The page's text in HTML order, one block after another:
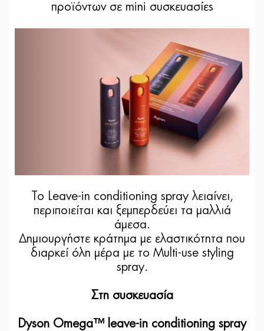
προϊόντων σε mini συσκευασίες
Το Leave-in conditioning spray λειαίνει,
περιποιείται και ξεμπερδεύει τα μαλλιά
άμεσα.
Δημιουργήστε κράτημα με ελαστικότητα που
διαρκεί όλη μέρα με το Multi-use styling
spray.
Στη συσκευασία
Dyson Omega™ leave-in conditioning spray